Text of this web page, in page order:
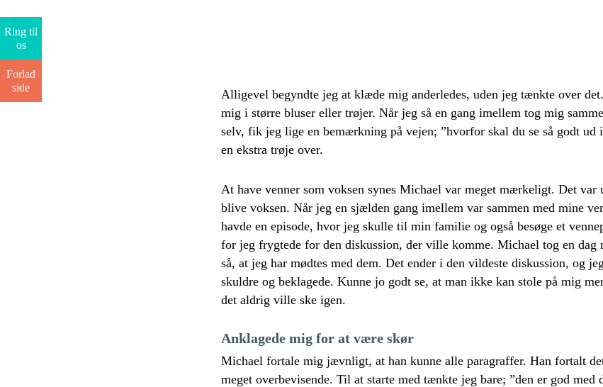
Alligevel begyndte jeg at klæde mig anderledes, uden jeg tænkte over
mig i større bluser eller trøjer. Når jeg så en gang imellem tog mig
selv, fik jeg lige en bemærkning på vejen; ”hvorfor skal du se så godt ud
en ekstra trøje over.
At have venner som voksen synes Michael var meget mærkeligt. Det var
blive voksen. Når jeg en sjælden gang imellem var sammen med mine
havde en episode, hvor jeg skulle til min familie og også besøge et
for jeg frygtede for den diskussion, der ville komme. Michael tog en dag
så, at jeg har mødtes med dem. Det ender i den vildeste diskussion, og
skuldre og beklagede. Kunne jo godt se, at man ikke kan stole på mig
det aldrig ville ske igen.
Anklagede mig for at være skør
Michael fortale mig jævnligt, at han kunne alle paragraffer. Han fortalt
meget overbevisende. Til at starte med tænkte jeg bare; ”den er god
Ring til
os
Forlad
side